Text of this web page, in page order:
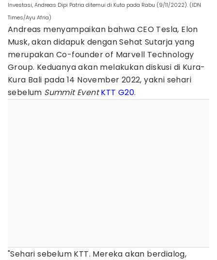
Investasi, Andreas Dipi Patria ditemui di Kuta pada Rabu (9/11/2022). (IDN
Times/Ayu Afria)
Andreas menyampaikan bahwa CEO Tesla, Elon
Musk, akan didapuk dengan Sehat Sutarja yang
merupakan Co-founder of Marvell Technology
Group. Keduanya akan melakukan diskusi di Kura-
Kura Bali pada 14 November 2022, yakni sehari
sebelum Summit Event KTT G20.
"Sehari sebelum KTT. Mereka akan berdialog,